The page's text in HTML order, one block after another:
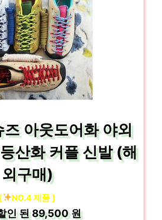
즈 아웃도어화 야외
산화 커플 신발 (해
외구매)
[ NO.4 제품 ]
인 된89,500 원